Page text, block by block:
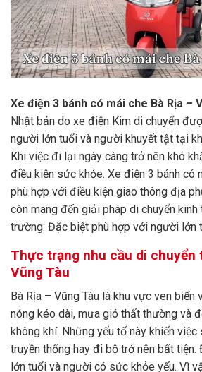
Xe điện 3 bánh có mái che Bà Rịa –
Nhật bản do xe điện Kim di chuyển
người lớn tuổi và người khuyết tật tại
Khi việc đi lại ngày càng trở nên khó
điều kiện sức khỏe. Xe điện 3 bánh có
phù hợp với điều kiện giao thông địa
còn mang đến giải pháp di chuyển kinh
trường. Đặc biệt phù hợp với người lớn
Thực trạng nhu cầu di chuyển
Vũng Tàu
Bà Rịa – Vũng Tàu là khu vực ven
nóng kéo dài, mưa gió thất thường và
không khí. Những yếu tố này khiến
truyền thống hay đi bộ trở nên bất
lớn tuổi và người có sức khỏe yếu. Vì